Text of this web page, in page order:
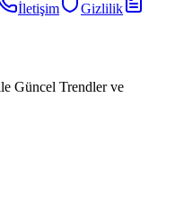
İletişim
Gizlilik
Güncel Trendler ve